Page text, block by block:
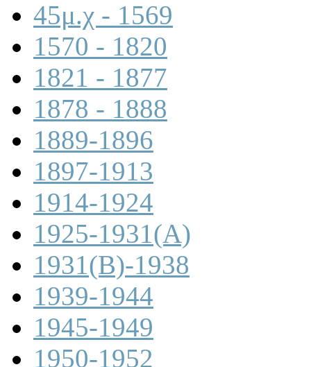
45μ.χ - 1569
1570 - 1820
1821 - 1877
1878 - 1888
1889-1896
1897-1913
1914-1924
1925-1931(A)
1931(B)-1938
1939-1944
1945-1949
1950-1952